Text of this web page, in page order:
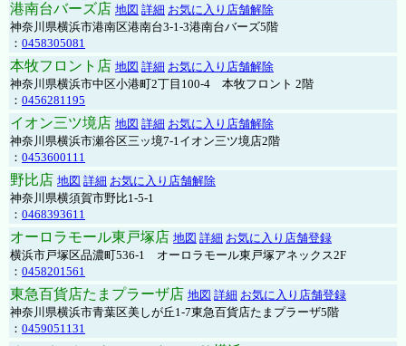
港南台バーズ店 地図 詳細 お気に入り店舗解除
神奈川県横浜市港南区港南台3-1-3港南台バーズ5階
： 0458305081
本牧フロント店 地図 詳細 お気に入り店舗解除
神奈川県横浜市中区小港町2丁目100-4 本牧フロント 2階
： 0456281195
イオン三ツ境店 地図 詳細 お気に入り店舗解除
神奈川県横浜市瀬谷区三ッ境7-1イオン三ツ境店2階
： 0453600111
野比店 地図 詳細 お気に入り店舗解除
神奈川県横須賀市野比1-5-1
： 0468393611
オーロラモール東戸塚店 地図 詳細 お気に入り店舗登録
横浜市戸塚区品濃町536-1 オーロラモール東戸塚アネックス2F
： 0458201561
東急百貨店たまプラーザ店 地図 詳細 お気に入り店舗登録
神奈川県横浜市青葉区美しが丘1-7東急百貨店たまプラーザ5階
： 0459051131